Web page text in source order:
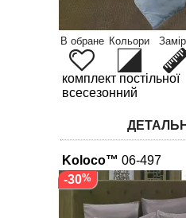
В обране Кольори
комплект постільної
всесезонний
Koloco™ 06-497
-30